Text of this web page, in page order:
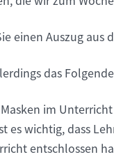
einen Auszug aus
das
im
es wichtig, dass
entschlossen